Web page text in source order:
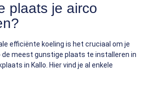
plaats je airco
efficiënte koeling is het cruciaal om je
de meest gunstige plaats te installeren in
in Kallo. Hier vind je al enkele